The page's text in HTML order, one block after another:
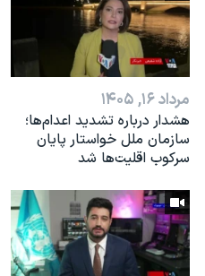
مرداد ۱۶, ۱۴۰۵
هشدار درباره تشدید اعدام‌ها؛
سازمان ملل خواستار پایان
سرکوب اقلیت‌ها شد